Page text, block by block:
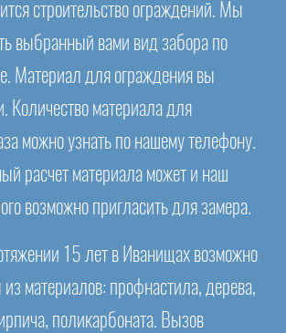
строительство ограждений. Мы
выбранный вами вид забора по
Материал для ограждения вы
Количество материала для
можно узнать по нашему телефону.
расчет материала может и наш
возможно пригласить для замера.
15 лет в Иванищах возможно
из материалов: профнастила, дерева,
поликарбоната. Вызов